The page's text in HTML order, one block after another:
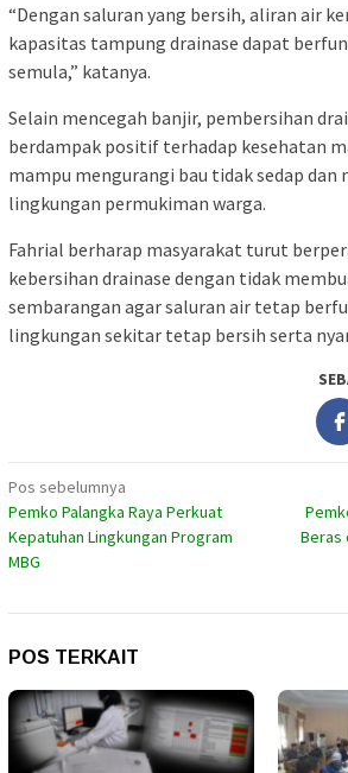
“Dengan saluran yang bersih, aliran air
kapasitas tampung drainase dapat
semula,” katanya.
Selain mencegah banjir, pembersihan
berdampak positif terhadap kesehatan
mampu mengurangi bau tidak sedap dan
lingkungan permukiman warga.
Fahrial berharap masyarakat turut
kebersihan drainase dengan tidak
sembarangan agar saluran air tetap
lingkungan sekitar tetap bersih serta
Navigasi
pos
Pos sebelumnya
Pemko Palangka Raya Perkuat
Kepatuhan Lingkungan Program
MBG
Beras
POS TERKAIT